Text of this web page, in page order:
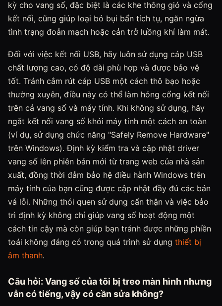
kỳ cho vang số, đặc biệt là các khe thông gió và cổng
kết nối, cũng giúp loại bỏ bụi bẩn tích tụ, ngăn ngừa
tình trạng đoản mạch hoặc cản trở luồng khí làm mát.
Đối với việc kết nối USB, hãy luôn sử dụng cáp USB
chất lượng cao, có độ dài phù hợp và được bảo vệ
tốt. Tránh cắm rút cáp USB một cách thô bạo hoặc
thường xuyên, điều này có thể làm hỏng cổng kết nối
trên cả vang số và máy tính. Khi không sử dụng, hãy
ngắt kết nối vang số khỏi máy tính một cách an toàn
(ví dụ, sử dụng chức năng "Safely Remove Hardware"
trên Windows). Định kỳ kiểm tra và cập nhật driver
vang số lên phiên bản mới từ trang web của nhà sản
xuất, đồng thời đảm bảo hệ điều hành Windows trên
máy tính của bạn cũng được cập nhật đầy đủ các bản
vá lỗi. Những thói quen sử dụng cẩn thận và việc bảo
trì định kỳ không chỉ giúp vang số hoạt động một
cách tin cậy mà còn giúp bạn tránh được những phiền
toái không đáng có trong quá trình sử dụng thiết bị
âm thanh.
Câu hỏi: Vang số của tôi bị treo màn hình nhưng
vẫn có tiếng, vậy có cần sửa không?